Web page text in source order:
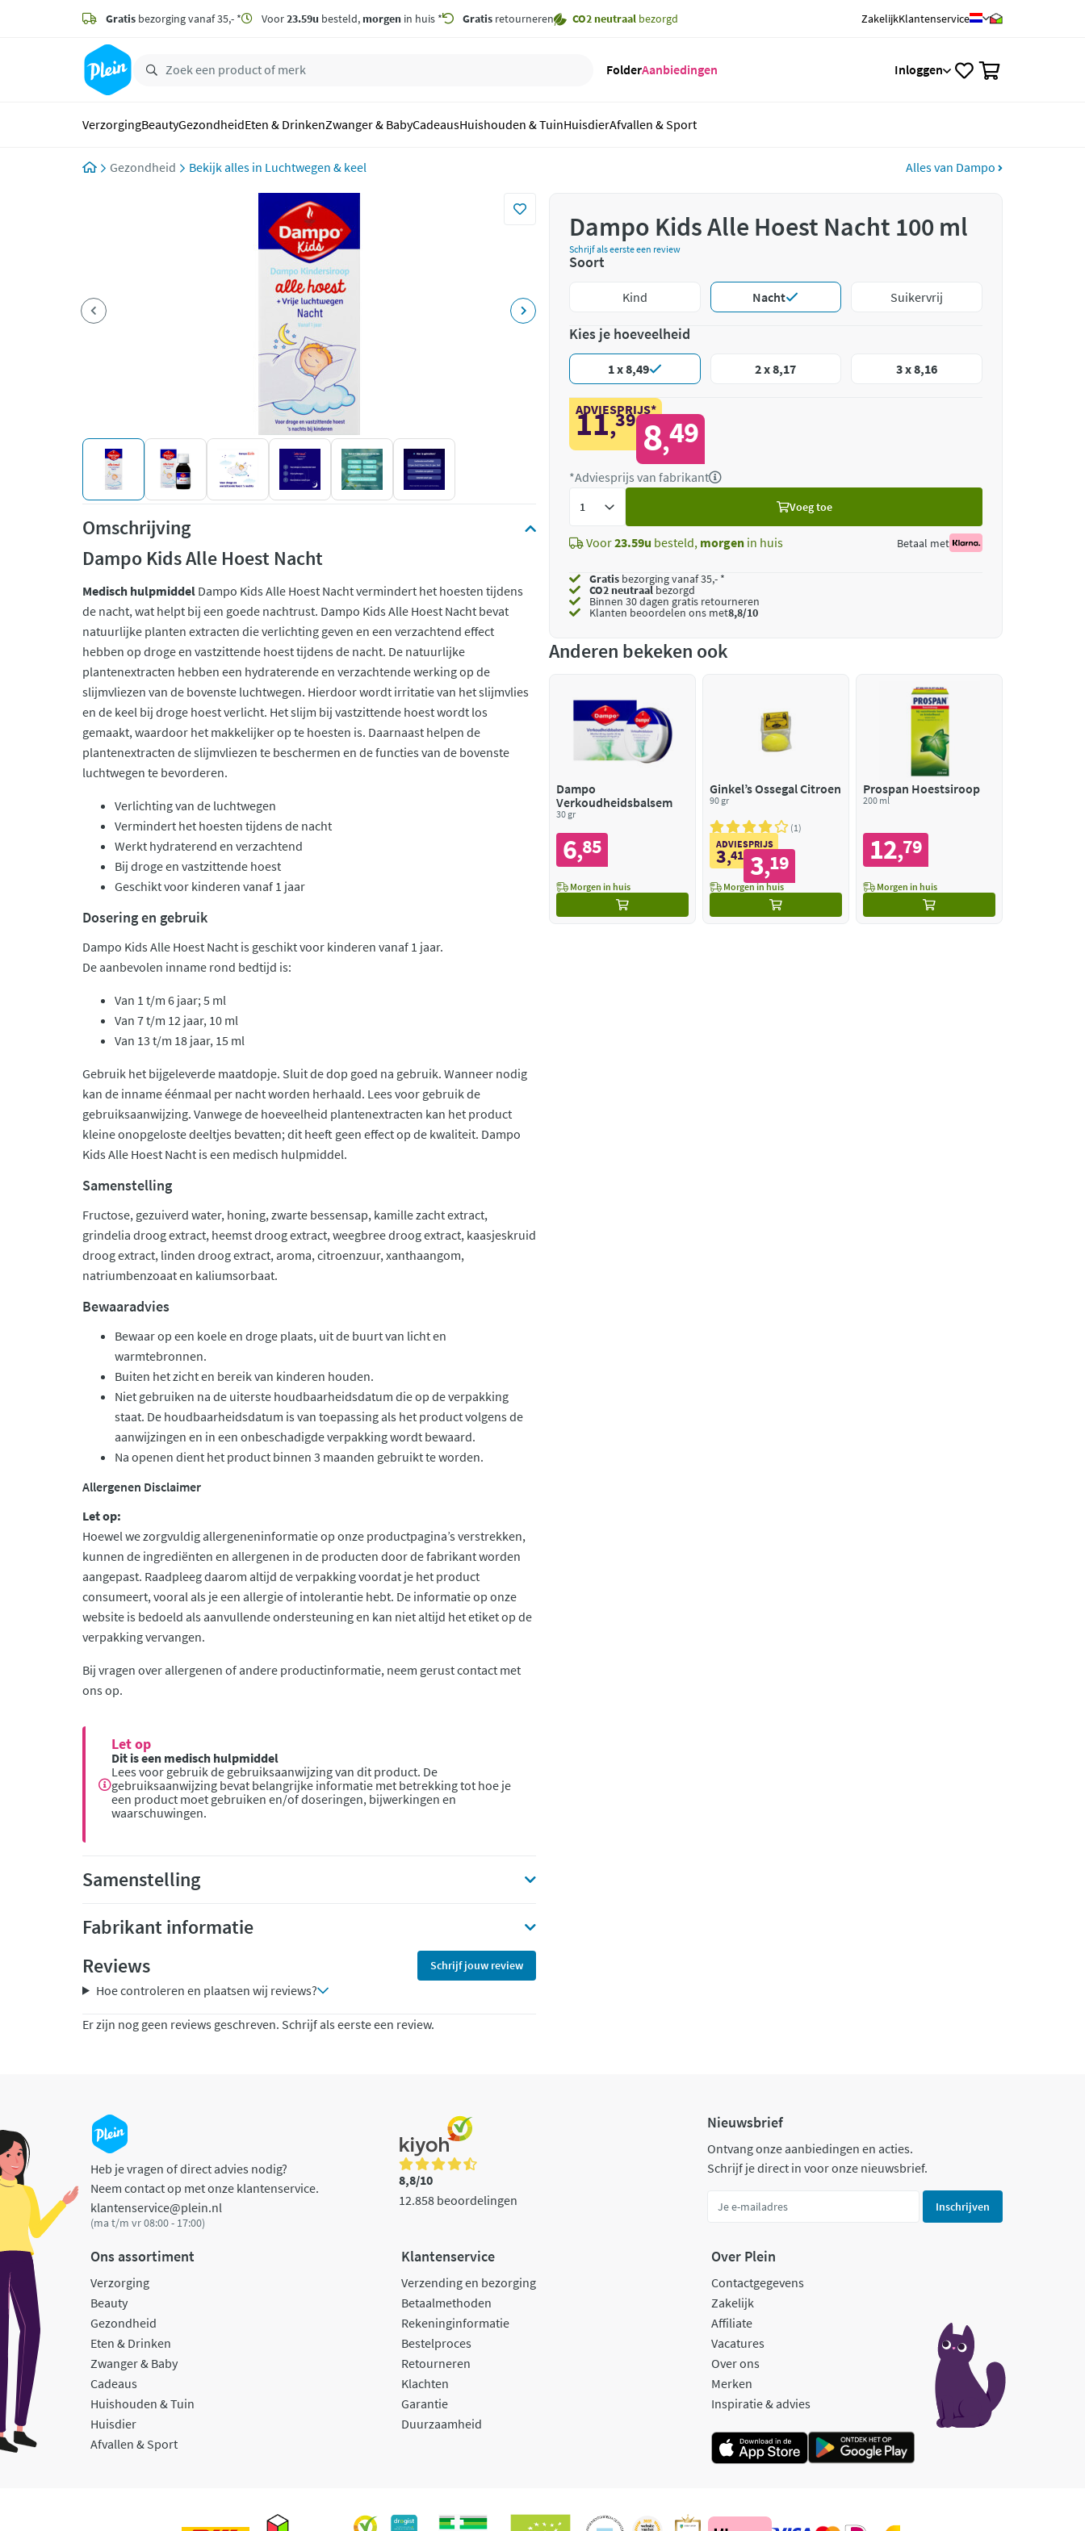
zoeken
hoofdinhoud
Gratis bezorging vanaf 35,- * Voor23.59u besteld, morgen in huis * Gratis retourneren CO2 neutraal bezorgd ZakelijkKlantenservice
FolderAanbiedingen Inloggen
VerzorgingBeautyGezondheidEten & DrinkenZwanger & BabyCadeausHuishouden & TuinHuisdierAfvallen & Sport
Gezondheid Luchtwegen & keel Alles van Dampo
Omschrijving
Dampo Kids Alle Hoest Nacht
Medisch hulpmiddel Dampo Kids Alle Hoest Nacht vermindert het hoesten tijdens
de nacht, wat helpt bij een goede nachtrust. Dampo Kids Alle Hoest Nacht bevat
natuurlijke planten extracten die verlichting geven en een verzachtend effect
hebben op droge en vastzittende hoest tijdens de nacht. De natuurlijke
plantenextracten hebben een hydraterende en verzachtende werking op de
slijmvliezen van de bovenste luchtwegen. Hierdoor wordt irritatie van het slijmvlies
en de keel bij droge hoest verlicht. Het slijm bij vastzittende hoest wordt los
gemaakt, waardoor het makkelijker op te hoesten is. Daarnaast helpen de
plantenextracten de slijmvliezen te beschermen en de functies van de bovenste
luchtwegen te bevorderen.
Verlichting van de luchtwegen
Vermindert het hoesten tijdens de nacht
Werkt hydraterend en verzachtend
Bij droge en vastzittende hoest
Geschikt voor kinderen vanaf 1 jaar
Dosering en gebruik
Dampo Kids Alle Hoest Nacht is geschikt voor kinderen vanaf 1 jaar.
De aanbevolen inname rond bedtijd is:
Van 1 t/m 6 jaar; 5 ml
Van 7 t/m 12 jaar, 10 ml
Van 13 t/m 18 jaar, 15 ml
Gebruik het bijgeleverde maatdopje. Sluit de dop goed na gebruik. Wanneer nodig
kan de inname éénmaal per nacht worden herhaald. Lees voor gebruik de
gebruiksaanwijzing. Vanwege de hoeveelheid plantenextracten kan het product
kleine onopgeloste deeltjes bevatten; dit heeft geen effect op de kwaliteit. Dampo
Kids Alle Hoest Nacht is een medisch hulpmiddel.
Samenstelling
Fructose, gezuiverd water, honing, zwarte bessensap, kamille zacht extract,
grindelia droog extract, heemst droog extract, weegbree droog extract, kaasjeskruid
droog extract, linden droog extract, aroma, citroenzuur, xanthaangom,
natriumbenzoaat en kaliumsorbaat.
Bewaaradvies
Bewaar op een koele en droge plaats, uit de buurt van licht en
warmtebronnen.
Buiten het zicht en bereik van kinderen houden.
Niet gebruiken na de uiterste houdbaarheidsdatum die op de verpakking
staat. De houdbaarheidsdatum is van toepassing als het product volgens de
aanwijzingen en in een onbeschadigde verpakking wordt bewaard.
Na openen dient het product binnen 3 maanden gebruikt te worden.
Allergenen Disclaimer
Let op:
Hoewel we zorgvuldig allergeneninformatie op onze productpagina’s verstrekken,
kunnen de ingrediënten en allergenen in de producten door de fabrikant worden
aangepast. Raadpleeg daarom altijd de verpakking voordat je het product
consumeert, vooral als je een allergie of intolerantie hebt. De informatie op onze
website is bedoeld als aanvullende ondersteuning en kan niet altijd het etiket op de
verpakking vervangen.
Bij vragen over allergenen of andere productinformatie, neem gerust contact met
ons op.
Let op
Dit is een medisch hulpmiddel
Lees voor gebruik de gebruiksaanwijzing van dit product. De
gebruiksaanwijzing bevat belangrijke informatie met betrekking tot hoe je
een product moet gebruiken en/of doseringen, bijwerkingen en
waarschuwingen.
Samenstelling
Fabrikant informatie
Reviews
Schrijf jouw review
Hoe controleren en plaatsen wij reviews?
Er zijn nog geen reviews geschreven. Schrijf als eerste een review.
Dampo Kids Alle Hoest Nacht 100 ml
Schrijf als eerste een review
Soort
Kind Nacht Suikervrij
Kies je hoeveelheid
1 x 8,49 2 x 8,17 3 x 8,16
ADVIESPRIJS*
11,39 8,49
*Adviesprijs van fabrikant
Voeg toe
Voor23.59u besteld, morgen in huis Betaal met
Gratis bezorging vanaf 35,- *
CO2 neutraalbezorgd
Binnen 30 dagen gratis retourneren
Klanten beoordelen ons met8,8/10
Anderen bekeken ook
Dampo
Verkoudheidsbalsem
30 gr
6,85
Morgen in huis
Ginkel’s Ossegal Citroen
90 gr
1
ADVIESPRIJS
3,41 3,19
Morgen in huis
Prospan Hoestsiroop
200 ml
12,79
Morgen in huis
Heb je vragen of direct advies nodig?
Neem contact op met onze klantenservice.
klantenservice@plein.nl
(ma t/m vr 08:00 - 17:00)
8,8/10
12.858 beoordelingen
Nieuwsbrief
Ontvang onze aanbiedingen en acties.
Schrijf je direct in voor onze nieuwsbrief.
Inschrijven
Ons assortiment
Verzorging
Beauty
Gezondheid
Eten & Drinken
Zwanger & Baby
Cadeaus
Huishouden & Tuin
Huisdier
Afvallen & Sport
Klantenservice
Verzending en bezorging
Betaalmethoden
Rekeninginformatie
Bestelproces
Retourneren
Klachten
Garantie
Duurzaamheid
Over Plein
Contactgegevens
Zakelijk
Affiliate
Vacatures
Over ons
Merken
Inspiratie & advies